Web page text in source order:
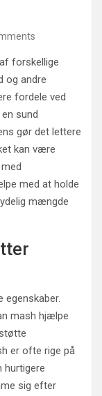
forskellige
og andre
fordele ved
sund
gør det lettere
kan være
med at holde
mængde
egenskaber.
mash hjælpe
er ofte rige på
hurtigere
sig efter